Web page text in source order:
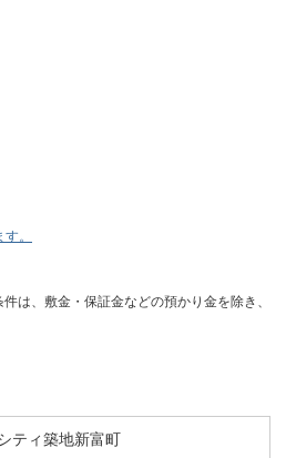
。
は、敷金・保証金などの預かり金を除き、
ティ築地新富町